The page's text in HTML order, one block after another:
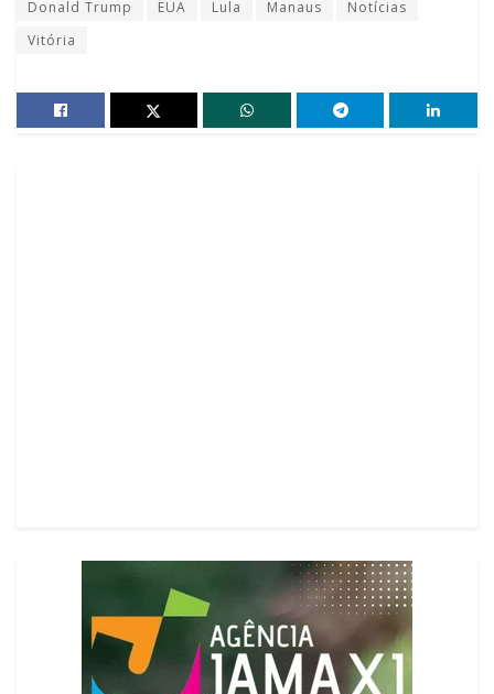
Donald Trump
EUA Lula Manaus
Notícias
Vitória